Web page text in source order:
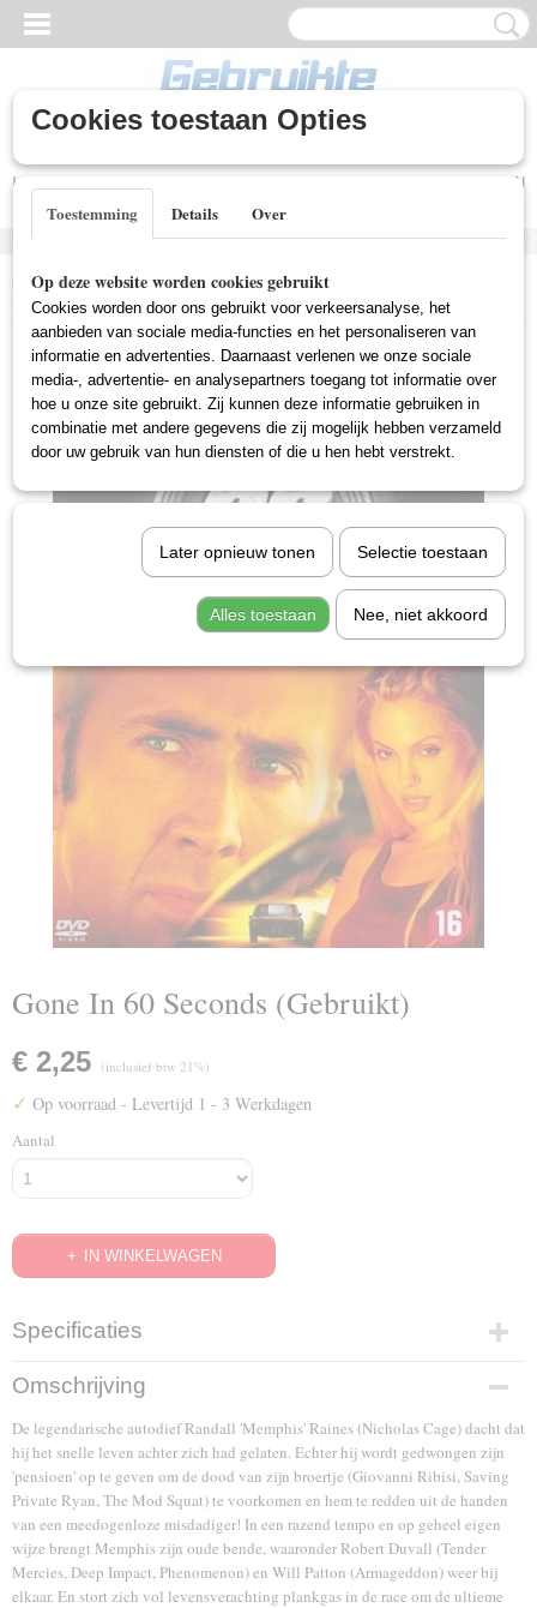
Inloggen
UW WINKELWAGEN
Home >Gebruikte DVD's>Actie DVD Gebruikt
Seconds (Gebruikt)
Gone In 60 Seconds (Gebruikt)
€ 2,25 (inclusief btw 21%)
✓ Op voorraad - Levertijd 1 - 3 Werkdagen
Aantal
IN WINKELWAGEN
Specificaties
EAN code
8717418068219
Omschrijving
De legendarische autodief Randall 'Memphis' Raines (Nicholas Cage) dacht dat
hij het snelle leven achter zich had gelaten. Echter hij wordt gedwongen zijn
'pensioen' op te geven om de dood van zijn broertje (Giovanni Ribisi, Saving
Private Ryan, The Mod Squat) te voorkomen en hem te redden uit de handen
van een meedogenloze misdadiger! In een razend tempo en op geheel eigen
wijze brengt Memphis zijn oude bende, waaronder Robert Duvall (Tender
Mercies, Deep Impact, Phenomenon) en Will Patton (Armageddon) weer bij
elkaar. En stort zich vol levensverachting plankgas in de race om de ultieme
Cookies toestaan Opties
Toestemming Details Over
Op deze website worden cookies gebruikt
Cookies worden door ons gebruikt voor verkeersanalyse, het
aanbieden van sociale media-functies en het personaliseren van
informatie en advertenties. Daarnaast verlenen we onze sociale
media-, advertentie- en analysepartners toegang tot informatie over
hoe u onze site gebruikt. Zij kunnen deze informatie gebruiken in
combinatie met andere gegevens die zij mogelijk hebben verzameld
door uw gebruik van hun diensten of die u hen hebt verstrekt.
Later opnieuw tonen Selectie toestaan
Alles toestaan Nee, niet akkoord